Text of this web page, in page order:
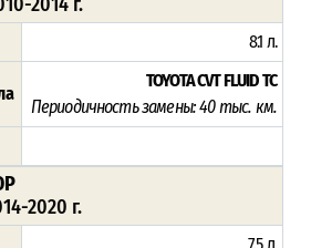
8.1 л.
TOYOTA CVT FLUID TC
Периодичность замены: 40 тыс. км.
2020 г.